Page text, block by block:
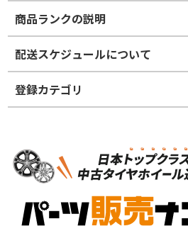
商品ランクの説明
※商品ランクは出品者の主観により判
かじめご了承くだ
ホイールランク
S
品）
S
配送スケジュールについて
登録カテゴリ
スタッドレスタイヤホイールセット